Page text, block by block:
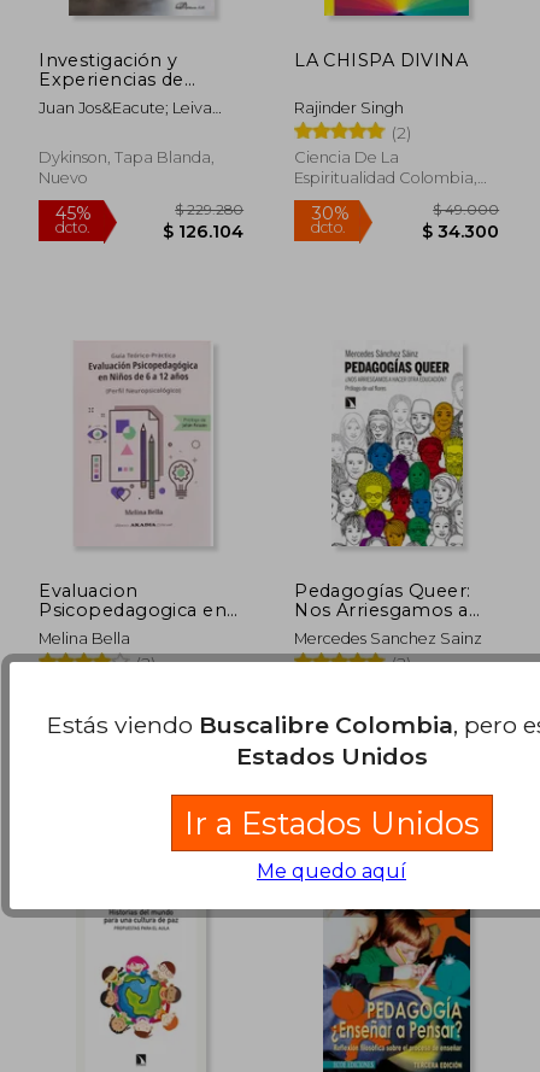
dcto. $ 65.199
10%
dcto.
10% $ 66.948
$ 60.253
45% $
Investigación y
Experiencias de
Innovación
Pedagógica Inclusiva
Intercultural y en red
Juan Jos&Eacute; Leiva
Dykinson, Tapa Blanda,
Nuevo
LA CHISPA DIVINA
Rajinder Singh
(2)
Ciencia De La
Espiritualidad Colombia,
2023, 1 Edición, Tapa
Blanda, Nuevo
Evaluacion
Psicopedagogica en
Niños de 6 a 12 Años
Perfil
Melina Bella
(2)
Nuevo
Pedagogías Queer:
Nos Arriesgamos a
Hacer Otra
Educación?
Mercedes Sanchez Sainz
(2)
Blanda, Nuevo
Estás viendo Buscalibre Colombia, pero
Estados Unidos
Ir a Estados Unidos
Me quedo aquí